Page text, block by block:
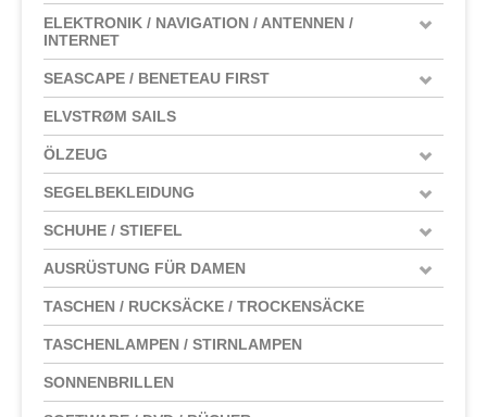
ELEKTRONIK / NAVIGATION / ANTENNEN /
INTERNET
SEASCAPE / BENETEAU FIRST
ELVSTRØM SAILS
ÖLZEUG
SEGELBEKLEIDUNG
SCHUHE / STIEFEL
AUSRÜSTUNG FÜR DAMEN
TASCHEN / RUCKSÄCKE / TROCKENSÄCKE
TASCHENLAMPEN / STIRNLAMPEN
SONNENBRILLEN